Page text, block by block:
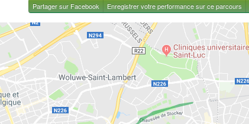
Partager sur Facebook Enregistrer votre performance sur ce parcours